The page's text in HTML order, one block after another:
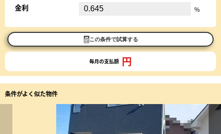
金利 %
この条件で試算する
毎月の支払額 円
条件がよく似た物件